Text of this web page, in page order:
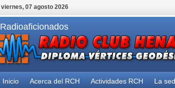
viernes, 07 agosto 2026
Radioaficionados
Inicio Acerca del RCH Actividades RCH La